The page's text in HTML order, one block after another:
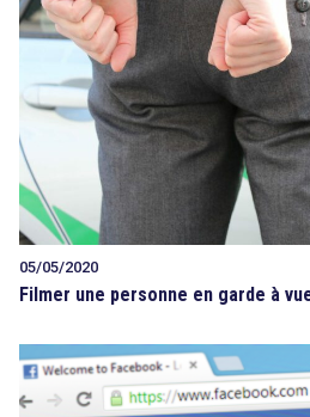
05/05/2020
Filmer une personne en garde à